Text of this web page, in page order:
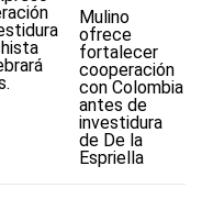
Mulino
ofrece
fortalecer
cooperación
con Colombia
antes de
investidura
de De la
Espriella